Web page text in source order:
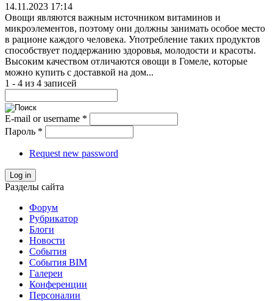
14.11.2023 17:14
Овощи являются важным источником витаминов и
микроэлементов, поэтому они должны занимать особое место
в рационе каждого человека. Употребление таких продуктов
способствует поддержанию здоровья, молодости и красоты.
Высоким качеством отличаются овощи в Гомеле, которые
можно купить с доставкой на дом...
1 - 4 из 4 записей
E-mail or username *
Пароль *
Request new password
Log in
Разделы сайта
Форум
Рубрикатор
Блоги
Новости
События
События BIM
Галереи
Конференции
Персоналии